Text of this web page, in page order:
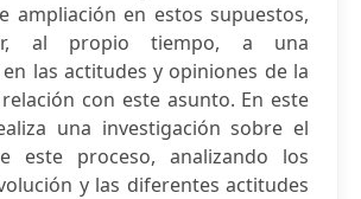
ampliación en estos supuestos,
al propio tiempo, a una
las actitudes y opiniones de la
con este asunto. En este
una investigación sobre el
este proceso, analizando los
y las diferentes actitudes